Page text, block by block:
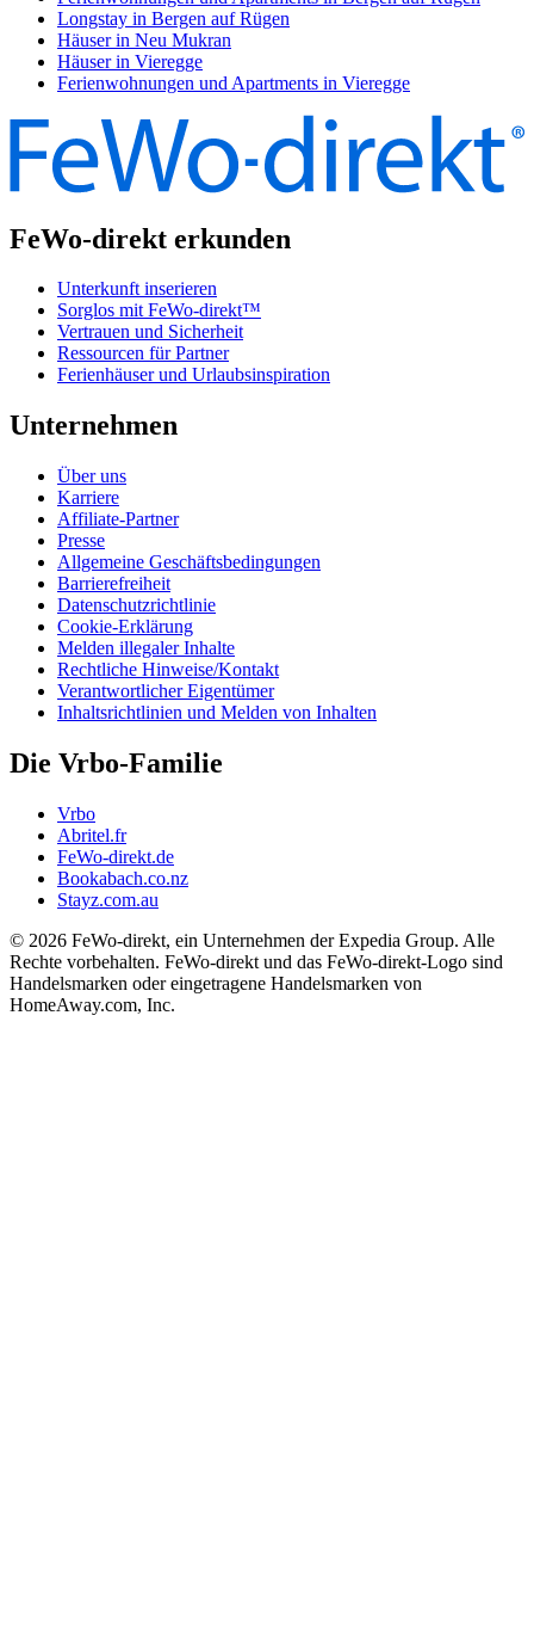
Longstay in Bergen auf Rügen
Häuser in Neu Mukran
Häuser in Vieregge
Ferienwohnungen und Apartments in Vieregge
FeWo-direkt erkunden
Unterkunft inserieren
Sorglos mit FeWo-direkt™
Vertrauen und Sicherheit
Ressourcen für Partner
Ferienhäuser und Urlaubsinspiration
Unternehmen
Über uns
Karriere
Affiliate-Partner
Presse
Allgemeine Geschäftsbedingungen
Barrierefreiheit
Datenschutzrichtlinie
Cookie-Erklärung
Melden illegaler Inhalte
Rechtliche Hinweise/Kontakt
Verantwortlicher Eigentümer
Inhaltsrichtlinien und Melden von Inhalten
Die Vrbo-Familie
Vrbo
Abritel.fr
FeWo-direkt.de
Bookabach.co.nz
Stayz.com.au
© 2026 FeWo-direkt, ein Unternehmen der Expedia Group. Alle
Rechte vorbehalten. FeWo-direkt und das FeWo-direkt-Logo sind
Handelsmarken oder eingetragene Handelsmarken von
HomeAway.com, Inc.